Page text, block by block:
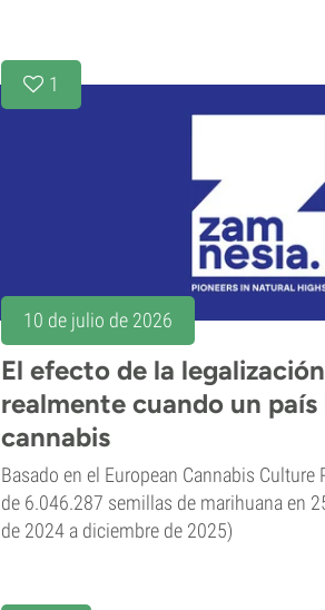
1
10 de julio de 2026
El efecto de la
realmente cuando un país
cannabis
Basado en el European Cannabis
de 6.046.287 semillas de marihuana en
de 2024 a diciembre de 2025)